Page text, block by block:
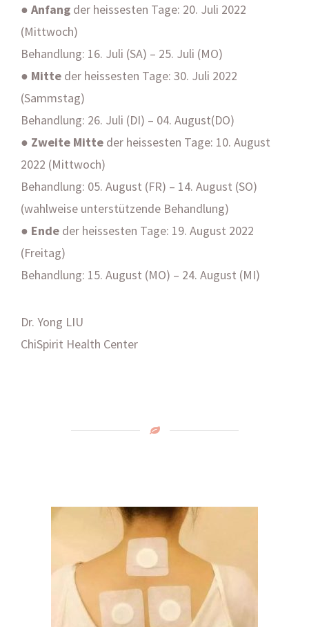
● Anfang der heissesten Tage: 20. Juli 2022
(Mittwoch)
Behandlung: 16. Juli (SA) – 25. Juli (MO)
● Mitte der heissesten Tage: 30. Juli 2022
(Sammstag)
Behandlung: 26. Juli (DI) – 04. August(DO)
● Zweite Mitte der heissesten Tage: 10. August
2022 (Mittwoch)
Behandlung: 05. August (FR) – 14. August (SO)
(wahlweise unterstützende Behandlung)
● Ende der heissesten Tage: 19. August 2022
(Freitag)
Behandlung: 15. August (MO) – 24. August (MI)
Dr. Yong LIU
ChiSpirit Health Center